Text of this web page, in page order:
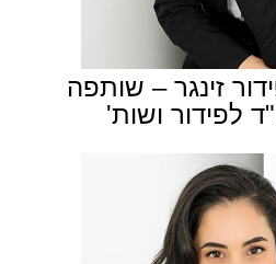
זינגר – שותפה
לפידור ושות'